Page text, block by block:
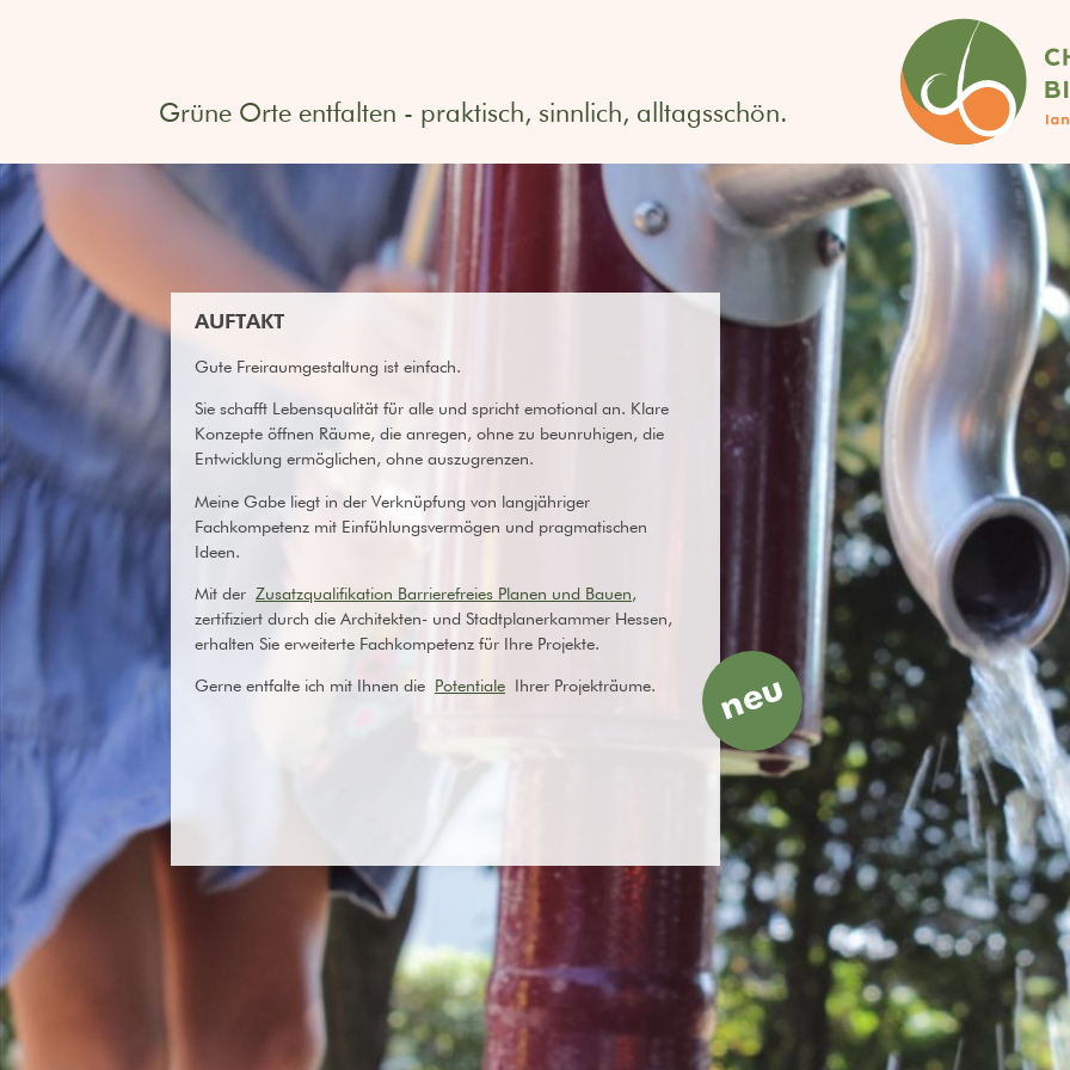
christine bierschenk
landschaftsarchitektin
Grüne Orte entfalten - praktisch, sinnlich, alltagsschön.
AUFTAKT
Gute Freiraumgestaltung ist einfach.
Sie schafft Lebensqualität für alle und spricht emotional an. Klare
Konzepte öffnen Räume, die anregen, ohne zu beunruhigen, die
Entwicklung ermöglichen, ohne auszugrenzen.
Meine Gabe liegt in der Verknüpfung von langjähriger
Fachkompetenz mit Einfühlungsvermögen und pragmatischen
Ideen.
Mit der Zusatzqualifikation Barrierefreies Planen und Bauen,
zertifiziert durch die Architekten- und Stadtplanerkammer Hessen,
erhalten Sie erweiterte Fachkompetenz für Ihre Projekte.
Gerne entfalte ich mit Ihnen die Potentiale Ihrer Projekträume. neu